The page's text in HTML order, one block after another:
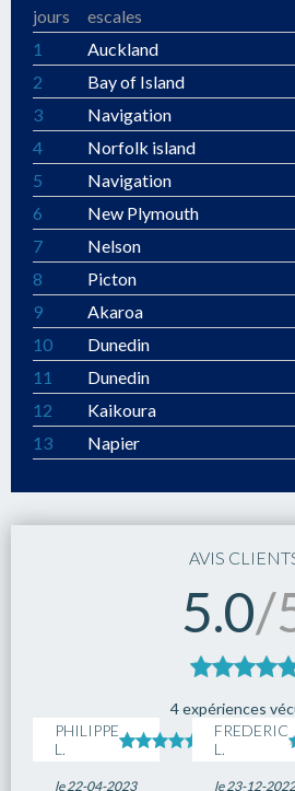
jours escales
1
Auckland
2
Bay of Island
3
Navigation
4
Norfolk island
5
Navigation
6
New Plymouth
7
Nelson
8
Picton
9
Akaroa
10
Dunedin
11
Dunedin
12
Kaikoura
13
Napier
AVIS
5.0/
4 expériences
PHILIPPE
L.
le 22-04-2023
FREDERIC
L.
le 23-12-